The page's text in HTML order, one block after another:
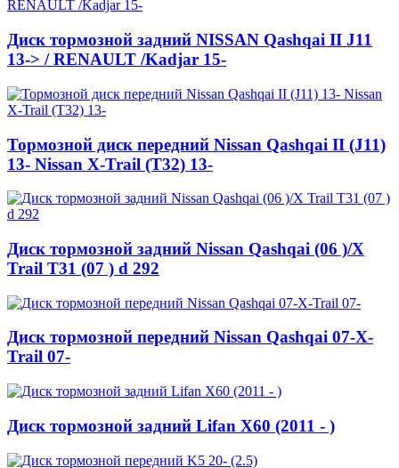
Диск тормозной задний NISSAN Qashqai II J11
13-> / RENAULT /Kadjar 15-
Тормозной диск передний Nissan Qashqai II (J11)
13- Nissan X-Trail (T32) 13-
Диск тормозной задний Nissan Qashqai (06 )/X
Trail T31 (07 ) d 292
Диск тормозной передний Nissan Qashqai 07-X-
Trail 07-
Диск тормозной задний Lifan X60 (2011 - )